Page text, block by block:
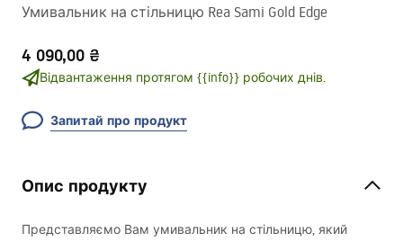
Умивальник на стільницю Rea Sami Gold Edge
4 090,00 ₴
Відвантаження протягом {{info}} робочих днів.
Запитай про продукт
Опис продукту
Представляємо Вам умивальник на стільницю, який